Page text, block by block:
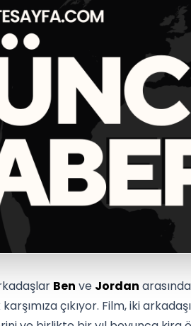
Ben ve Jordan
çıkıyor. Film, iki